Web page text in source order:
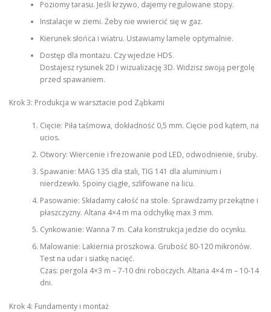
Poziomy tarasu. Jeśli krzywo, dajemy regulowane stopy.
Instalacje w ziemi. Żeby nie wwiercić się w gaz.
Kierunek słońca i wiatru. Ustawiamy lamele optymalnie.
Dostęp dla montażu. Czy wjedzie HDS.
Dostajesz rysunek 2D i wizualizację 3D. Widzisz swoją pergolę
przed spawaniem.
Krok 3: Produkcja w warsztacie pod Ząbkami
Cięcie: Piła taśmowa, dokładność 0,5 mm. Cięcie pod kątem, na
ucios.
Otwory: Wiercenie i frezowanie pod LED, odwodnienie, śruby.
Spawanie: MAG 135 dla stali, TIG 141 dla aluminium i
nierdzewki. Spoiny ciągłe, szlifowane na licu.
Pasowanie: Składamy całość na stole. Sprawdzamy przekątne i
płaszczyzny. Altana 4×4 m ma odchyłkę max 3 mm.
Cynkowanie: Wanna 7 m. Cała konstrukcja jedzie do ocynku.
Malowanie: Lakiernia proszkowa. Grubość 80-120 mikronów.
Test na udar i siatkę nacięć.
Czas: pergola 4×3 m – 7-10 dni roboczych. Altana 4×4 m – 10-14
dni.
Krok 4: Fundamenty i montaż